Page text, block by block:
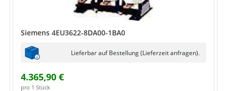
Siemens 4EU3622-8DA00-1BA0
Lieferbar auf Bestellung (Lieferzeit anfragen).
4.365,90 €
pro 1 Stück